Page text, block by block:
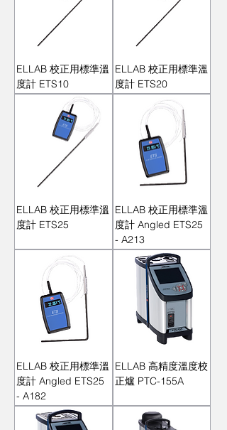
ELLAB 校正用標準溫
度計 ETS10
ELLAB 校正用標準溫
度計 ETS20
ELLAB 校正用標準溫
度計 ETS25
ELLAB 校正用標準溫
度計 Angled ETS25
- A213
ELLAB 校正用標準溫
度計 Angled ETS25
- A182
ELLAB 高精度溫度校
正爐 PTC-155A